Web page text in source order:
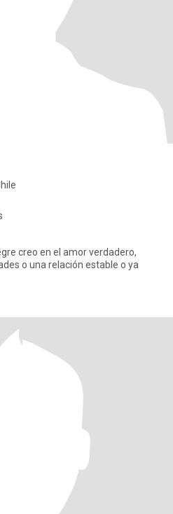
creo en el amor verdadero,
o una relación estable o ya